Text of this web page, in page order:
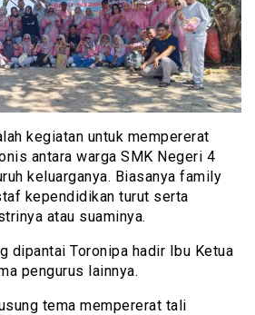
kegiatan untuk mempererat
antara warga SMK Negeri 4
keluarganya. Biasanya family
kependidikan turut serta
atau suaminya.
dipantai Toronipa hadir Ibu Ketua
pengurus lainnya.
tema mempererat tali